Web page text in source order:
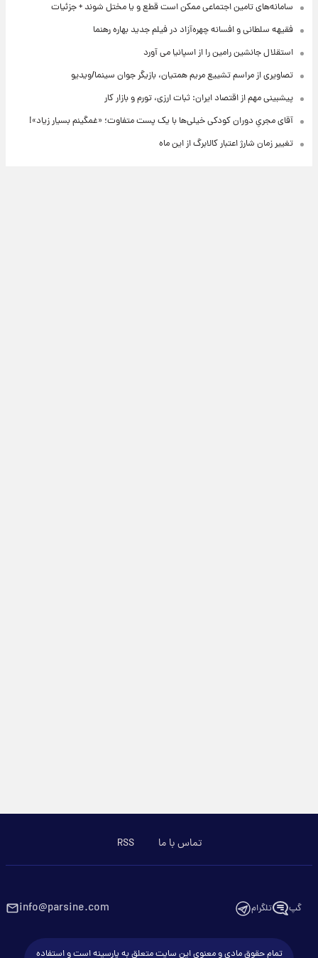
سامانه‌های تامین اجتماعی ممکن است قطع و یا مختل شوند + جزئیات
فقیهه سلطانی و افسانه چهره‌آزاد در فیلم جدید بهاره رهنما
استقلال جانشین رامین را از اسپانیا می آورد
تصاویری از مراسم تشییع مریم همتیان، بازیگر جوان سینما/ویدیو
پیشبینی مهم از اقتصاد ایران: ثبات ارزی، تورم و بازار کار
آقای مجریِ دوران کودکی خیلی‌ها با یک پست متفاوت؛ «غمگینم بسیار زیاد»!
تغییر زمان شارژ اعتبار کالابرگ از این ماه
تماس با ما RSS
گپ تلگرام info@parsine.com
تمام حقوق مادی و معنوی این سایت متعلق به پارسینه است و استفاده